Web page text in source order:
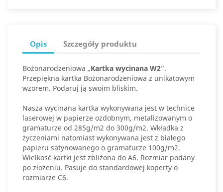
Opis Szczegóły produktu
Bożonarodzeniowa „Kartka wycinana W2”.
Przepiękna kartka Bożonarodzeniowa z unikatowym
wzorem. Podaruj ją swoim bliskim.
Nasza wycinana kartka wykonywana jest w technice
laserowej w papierze ozdobnym, metalizowanym o
gramaturze od 285g/m2 do 300g/m2. Wkładka z
życzeniami natomiast wykonywana jest z białego
papieru satynowanego o gramaturze 100g/m2.
Wielkość kartki jest zbliżona do A6. Rozmiar podany
po złożeniu. Pasuje do standardowej koperty o
rozmiarze C6.